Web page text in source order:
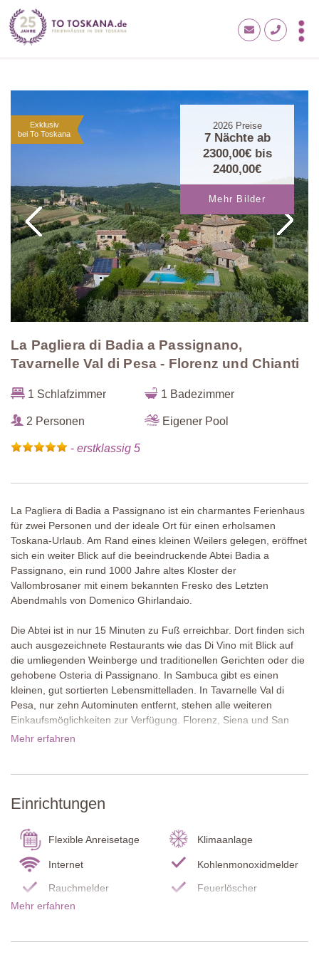
Exklusiv
bei To Toskana
2026Preise
7 Nächte ab
2300,00€bis
2400,00€
Mehr Bilder
La Pagliera di Badia a Passignano,
Tavarnelle Val di Pesa - Florenz und Chianti
1 Schlafzimmer 1 Badezimmer
2 Personen Eigener Pool
- erstklassig 5
La Pagliera di Badia a Passignano ist ein charmantes Ferienhaus
für zwei Personen und der ideale Ort für einen erholsamen
Toskana-Urlaub. Am Rand eines kleinen Weilers gelegen, eröffnet
sich ein weiter Blick auf die beeindruckende Abtei Badia a
Passignano, ein rund 1000 Jahre altes Kloster der
Vallombrosaner mit einem bekannten Fresko des Letzten
Abendmahls von Domenico Ghirlandaio.
Die Abtei ist in nur 15 Minuten zu Fuß erreichbar. Dort finden sich
auch ausgezeichnete Restaurants wie das Di Vino mit Blick auf
die umliegenden Weinberge und traditionellen Gerichten oder die
gehobene Osteria di Passignano. In Sambuca gibt es einen
kleinen, gut sortierten Lebensmittelladen. In Tavarnelle Val di
Pesa, nur zehn Autominuten entfernt, stehen alle weiteren
Einkaufsmöglichkeiten zur Verfügung. Florenz, Siena und San
Gimignano lassen sich in weniger als 45 Minuten erreichen.
erwarten Sie sichtbare Steinwände, Holzbalkendecken und große
Landschaft freigeben. Die Einrichtung ist modern und reduziert
befindet sich eine Terrasse mit Tisch und Stühlen zum Essen im
Freien. Eine weitere überdachte Terrasse liegt beim Pool. Der
kleine Gemüsegarten darf von den Gästen genutzt werden.
La Pagliera ist ideal für Paare, die eine Auszeit mit Stil, Ruhe und
toskanischem Lebensgefühl suchen.
Mehr erfahren
Einrichtungen
Flexible Anreisetage Klimaanlage
Internet Kohlenmonoxidmelder
Rauchmelder
Feuerlöscher
Eingezäuntes
Mehr erfahren